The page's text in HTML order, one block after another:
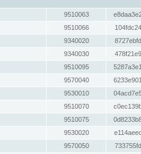
9510063
9510066
9340020
9340030
9510095
9570040
9530010
9510070
9510075
9530020
9570050